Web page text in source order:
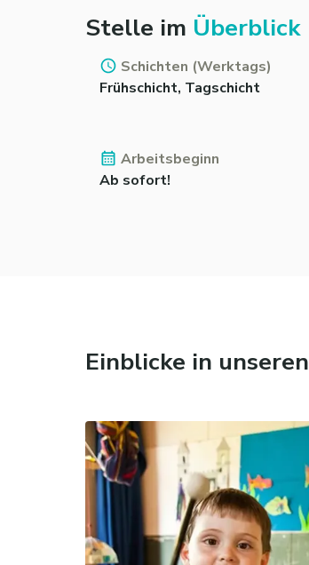
Stelle im Überblick
Schichten (Werktags)
Frühschicht, Tagschicht
Arbeitsbeginn
Ab sofort!
Einblicke in unseren